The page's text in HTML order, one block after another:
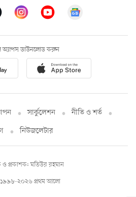
অ্যাপস ডাউনলোড করুন
সার্কুলেশন
নীতি ও শর্ত
নিউজলেটার
১৯৯৮-২০২৬ প্রথম আলো
ও প্রকাশক: মতিউর রহমান